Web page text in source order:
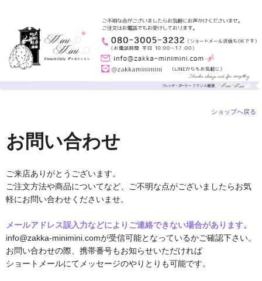
ショップへ戻る
お問い合わせ
ご来店ありがとうございます。
ご注文方法や商品についてなど、ご不明な点がございましたらお気
軽にお問い合わせくださいませ。
メールアドレス誤入力などによりご連絡できない場合があります。
info@zakka-minimini.comが受信可能となっているかご確認下さい。
お問い合わせの際、携帯番号もお知らせいただければ
ショートメールにてメッセージのやりとりも可能です。